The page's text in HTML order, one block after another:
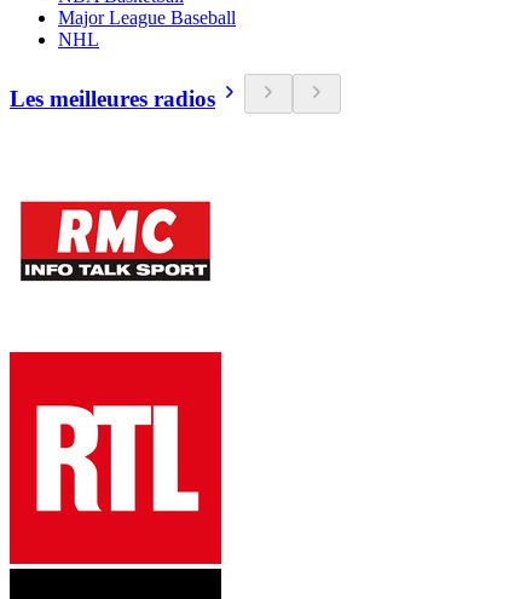
Major League Baseball
NHL
Les meilleures radios